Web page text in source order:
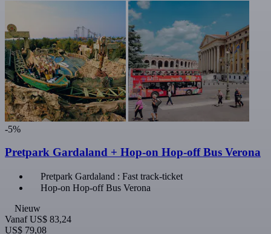
-5%
Pretpark Gardaland + Hop-on Hop-off Bus Verona
Pretpark Gardaland : Fast track-ticket
Hop-on Hop-off Bus Verona
Nieuw
Vanaf US$ 83,24
US$ 79,08